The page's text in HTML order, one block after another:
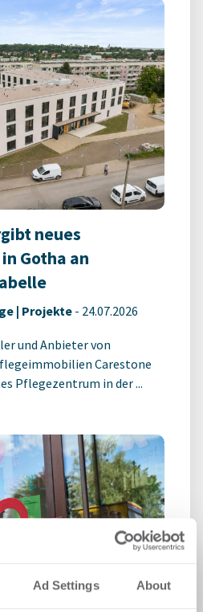
Ad Settings About
neues
Gotha an
| Projekte- 24.07.2026
und Anbieter von
Carestone
Pflegezentrum in der ...